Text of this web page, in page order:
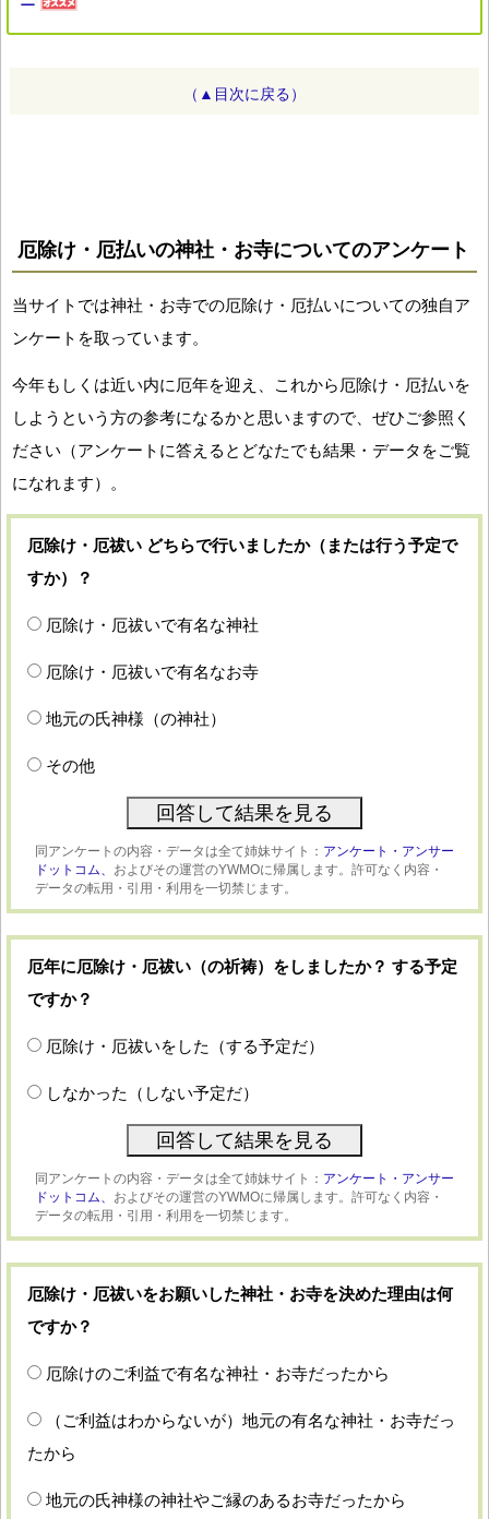
ー
（▲目次に戻る）
厄除け・厄払いの神社・お寺についてのアンケート
当サイトでは神社・お寺での厄除け・厄払いについての独自ア
ンケートを取っています。
今年もしくは近い内に厄年を迎え、これから厄除け・厄払いを
しようという方の参考になるかと思いますので、ぜひご参照く
ださい（アンケートに答えるとどなたでも結果・データをご覧
になれます）。
厄除け・厄祓い どちらで行いましたか（または行う予定で
すか）？
厄除け・厄祓いで有名な神社
厄除け・厄祓いで有名なお寺
地元の氏神様（の神社）
その他
同アンケートの内容・データは全て姉妹サイト： アンケート・アンサー
ドットコム、 およびその運営のYWMOに帰属します。許可なく内容・
データの転用・引用・利用を一切禁じます。
厄年に厄除け・厄祓い（の祈祷）をしましたか？ する予定
ですか？
厄除け・厄祓いをした（する予定だ）
しなかった（しない予定だ）
同アンケートの内容・データは全て姉妹サイト： アンケート・アンサー
ドットコム、 およびその運営のYWMOに帰属します。許可なく内容・
データの転用・引用・利用を一切禁じます。
厄除け・厄祓いをお願いした神社・お寺を決めた理由は何
ですか？
厄除けのご利益で有名な神社・お寺だったから
（ご利益はわからないが）地元の有名な神社・お寺だっ
たから
地元の氏神様の神社やご縁のあるお寺だったから